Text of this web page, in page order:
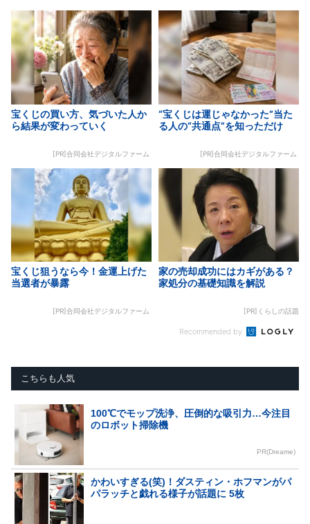
宝くじの買い方、気づいた人か
ら結果が変わっていく
[PR]合同会社デジタルファーム
“宝くじは運じゃなかった”当た
る人の“共通点”を知っただけ
[PR]合同会社デジタルファーム
宝くじ狙うなら今！金運上げた
当選者が暴露
[PR]合同会社デジタルファーム
家の売却成功にはカギがある？
家処分の基礎知識を解説
[PR]くらしの話題
Recommended by
こちらも人気
100℃でモップ洗浄、圧倒的な吸引力…今注目
のロボット掃除機
PR(Dreame)
かわいすぎる(笑)！ダスティン・ホフマンがパ
パラッチと戯れる様子が話題に 5枚